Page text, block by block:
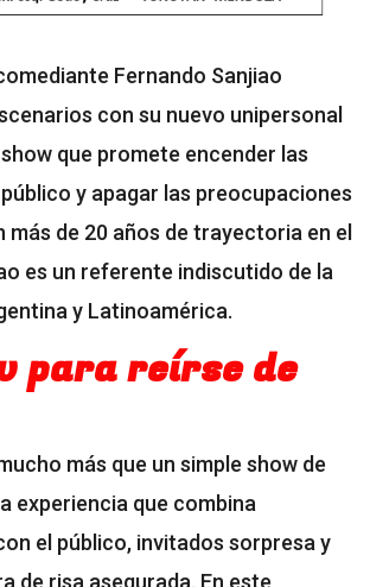
Fernando Sanjiao
con su nuevo unipersonal
que promete encender las
y apagar las preocupaciones
más de 20 años de trayectoria en el
es un referente indiscutido de la
y Latinoamérica.
para reírse de
más que un simple show de
experiencia que combina
el público, invitados sorpresa y
de risa asegurada. En este